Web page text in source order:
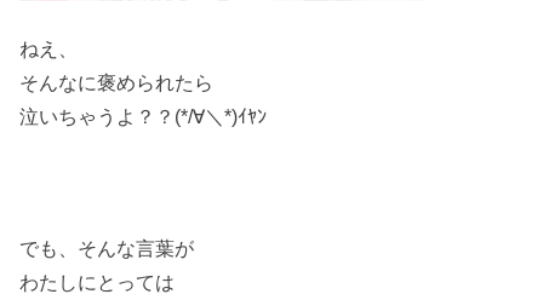
ねえ、
そんなに褒められたら
泣いちゃうよ？？(*/∀＼*)ｲﾔﾝ
でも、そんな言葉が
わたしにとっては